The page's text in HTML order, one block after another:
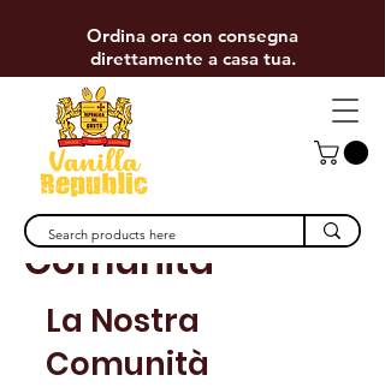
Ordina ora con consegna
direttamente a casa tua.
Comunità
La Nostra
Comunità